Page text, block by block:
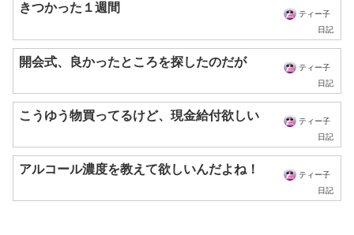
きつかった１週間
ティー子
日記
開会式、良かったところを探したのだが
ティー子
日記
こうゆう物買ってるけど、現金給付欲しい
ティー子
日記
アルコール濃度を教えて欲しいんだよね！
ティー子
日記